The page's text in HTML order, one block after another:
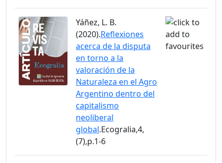
Yáñez, L. B.
(2020).Reflexiones
acerca de la disputa
en torno a la
valoración de la
Naturaleza en el Agro
Argentino dentro del
capitalismo
neoliberal
global.Ecogralia,4,
(7),p.1-6